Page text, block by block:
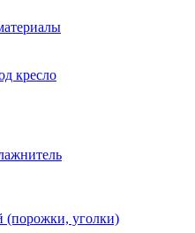
кресло
(порожки, уголки)